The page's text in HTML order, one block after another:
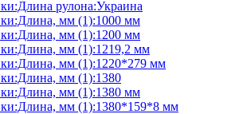
рулона:Украина
мм (1):1000 мм
мм (1):1200 мм
мм (1):1219,2 мм
мм (1):1220*279 мм
мм (1):1380
мм (1):1380 мм
мм (1):1380*159*8 мм